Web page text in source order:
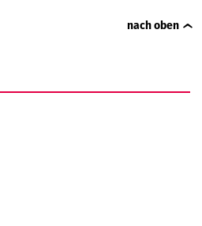
nach oben